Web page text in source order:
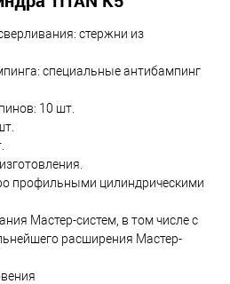
стержни из
специальные антибампинг
10 шт.
профильными цилиндрическими
Мастер-систем, в том числе с
расширения Мастер-